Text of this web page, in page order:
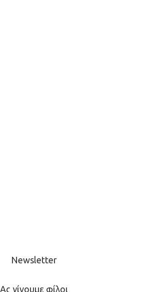
Newsletter
Ας γίνουμε φίλοι